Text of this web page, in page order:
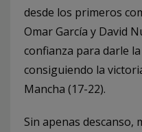
desde los primeros
Omar García y David
confianza para darle
consiguiendo la
Mancha (17-22).
Sin apenas descanso,